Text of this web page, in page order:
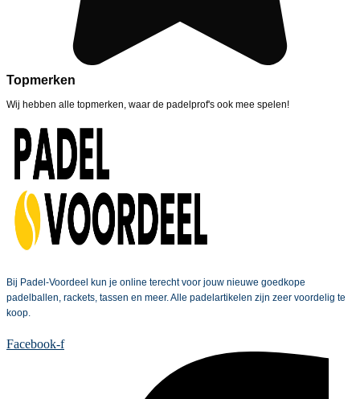
Topmerken
Wij hebben alle topmerken, waar de padelprof's ook mee spelen!
Bij Padel-Voordeel kun je online terecht voor jouw nieuwe goedkope
padelballen, rackets, tassen en meer. Alle padelartikelen zijn zeer voordelig te
koop.
Facebook-f